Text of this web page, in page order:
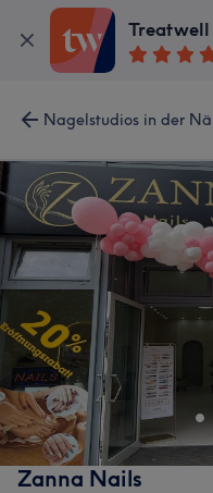
Treatwell
Nagelstudios in der
Zanna Nails